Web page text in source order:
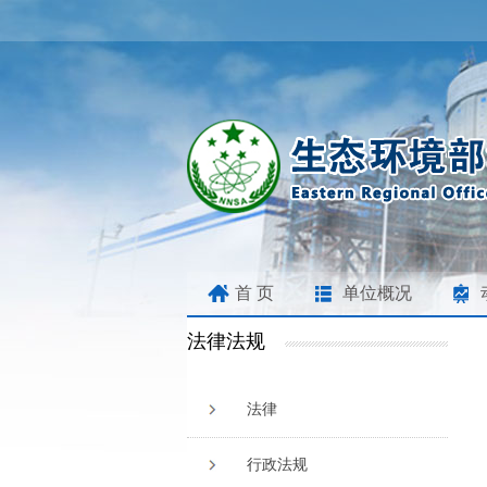
首 页 单位概况
法律法规
法律
行政法规